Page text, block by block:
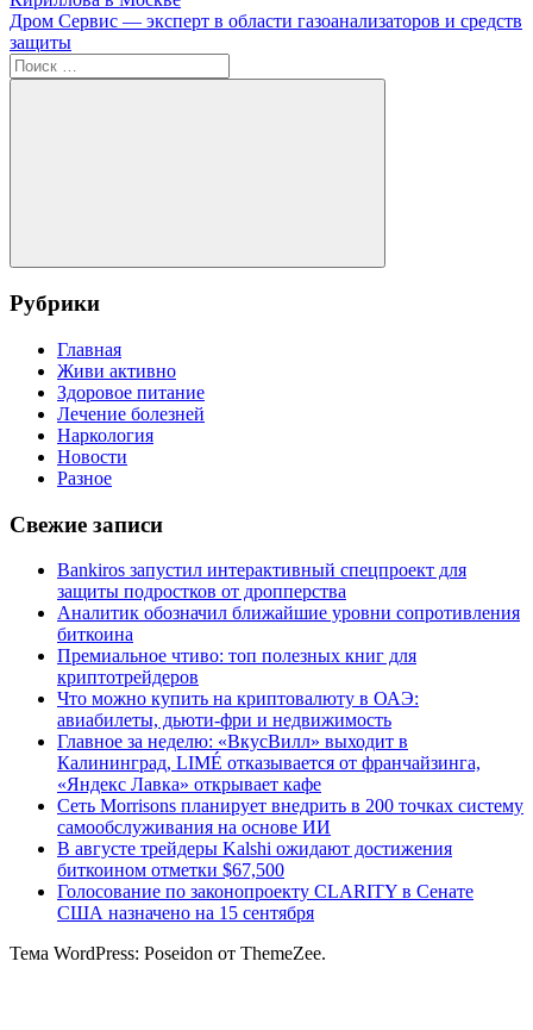
по
записям
Следующая
запись:
Дром Сервис — эксперт в области газоанализаторов и средств
защиты
Поиск
для:
Поиск
Рубрики
Главная
Живи активно
Здоровое питание
Лечение болезней
Наркология
Новости
Разное
Свежие записи
Bankiros запустил интерактивный спецпроект для
защиты подростков от дропперства
Аналитик обозначил ближайшие уровни сопротивления
биткоина
Премиальное чтиво: топ полезных книг для
криптотрейдеров
Что можно купить на криптовалюту в ОАЭ:
авиабилеты, дьюти-фри и недвижимость
Главное за неделю: «ВкусВилл» выходит в
Калининград, LIMÉ отказывается от франчайзинга,
«Яндекс Лавка» открывает кафе
Сеть Morrisons планирует внедрить в 200 точках систему
самообслуживания на основе ИИ
В августе трейдеры Kalshi ожидают достижения
биткоином отметки $67,500
Голосование по законопроекту CLARITY в Сенате
США назначено на 15 сентября
Тема WordPress: Poseidon от ThemeZee.